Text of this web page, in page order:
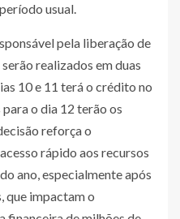
usual.
pela liberação de
realizados em duas
10 e 11 terá o crédito no
o dia 12 terão os
reforça o
rápido aos recursos
ano, especialmente após
que impactam o